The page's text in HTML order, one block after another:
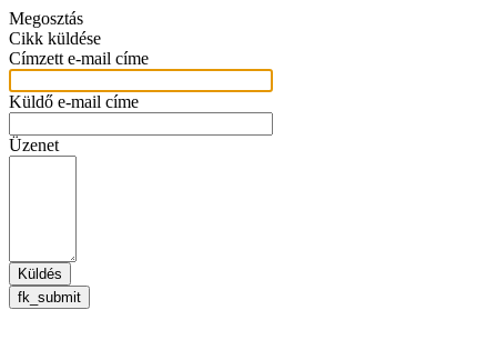
Megosztás
Cikk küldése
Címzett e-mail címe
Küldő e-mail címe
Üzenet